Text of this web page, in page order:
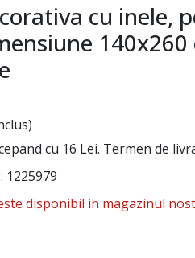
cu inele,
cu 16 Lei. Termen de
1225979
disponibil in magazinul